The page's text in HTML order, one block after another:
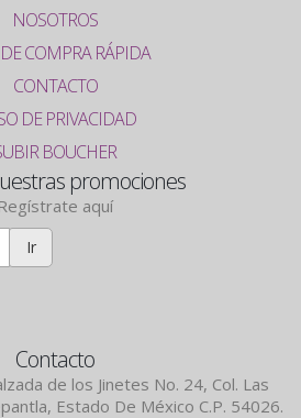
NOSOTROS
COMPRA RÁPIDA
CONTACTO
DE PRIVACIDAD
BOUCHER
promociones
Regístrate aquí
Ir
Contacto
de los Jinetes No. 24, Col. Las
Estado De México C.P. 54026.